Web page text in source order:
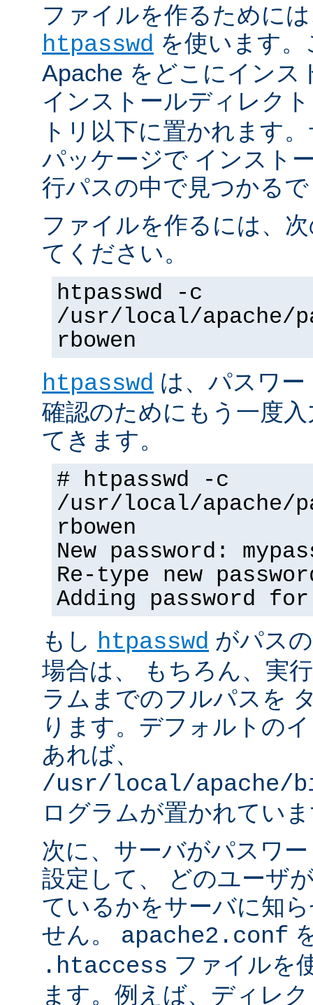
ファイルを作るために
htpasswd を使います
Apache をどこにインス
インストールディレク
トリ以下に置かれます
パッケージで インスト
行パスの中で見つかる
ファイルを作るには、
てください。
htpasswd -c
/usr/local/apache/
rbowen
htpasswd は、パスワ
確認のためにもう一度
てきます。
# htpasswd -c
/usr/local/apache/
rbowen
New password:
Re-type new
Adding password
もし htpasswd がパス
場合は、 もちろん、実
ラムまでのフルパスを
ります。デフォルトの
あれば、
/usr/local/apache/
ログラムが置かれてい
次に、サーバがパスワ
設定して、 どのユーザ
ているかをサーバに知
せん。 apache2.conf
.htaccess ファイルを
ます。例えば、ディレ